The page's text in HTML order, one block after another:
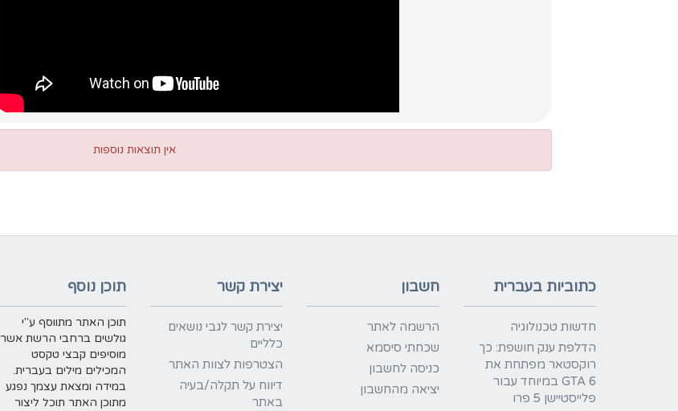
אין תוצאות נוספות
כתוביות בעברית
חדשות טכנולוגיה
הדלפת ענק חושפת: כך
רוקסטאר מפתחת את
GTA 6 במיוחד עבור
פלייסטיישן 5 פרו
חשבון
הרשמה לאתר
שכחתי סיסמא
כניסה לחשבון
יציאה מהחשבון
יצירת קשר
יצירת קשר לגבי נושאים
כלליים
הצטרפות לצוות האתר
דיווח על תקלה/בעיה
באתר
תוכן נוסף
תוכן האתר מתווסף ע"י
גולשים ברחבי הרשת אשר
מוסיפים קבצי טקסט
המכילים מילים בעברית.
במידה ומצאת עצמך נפגע
מתוכן האתר תוכל ליצור